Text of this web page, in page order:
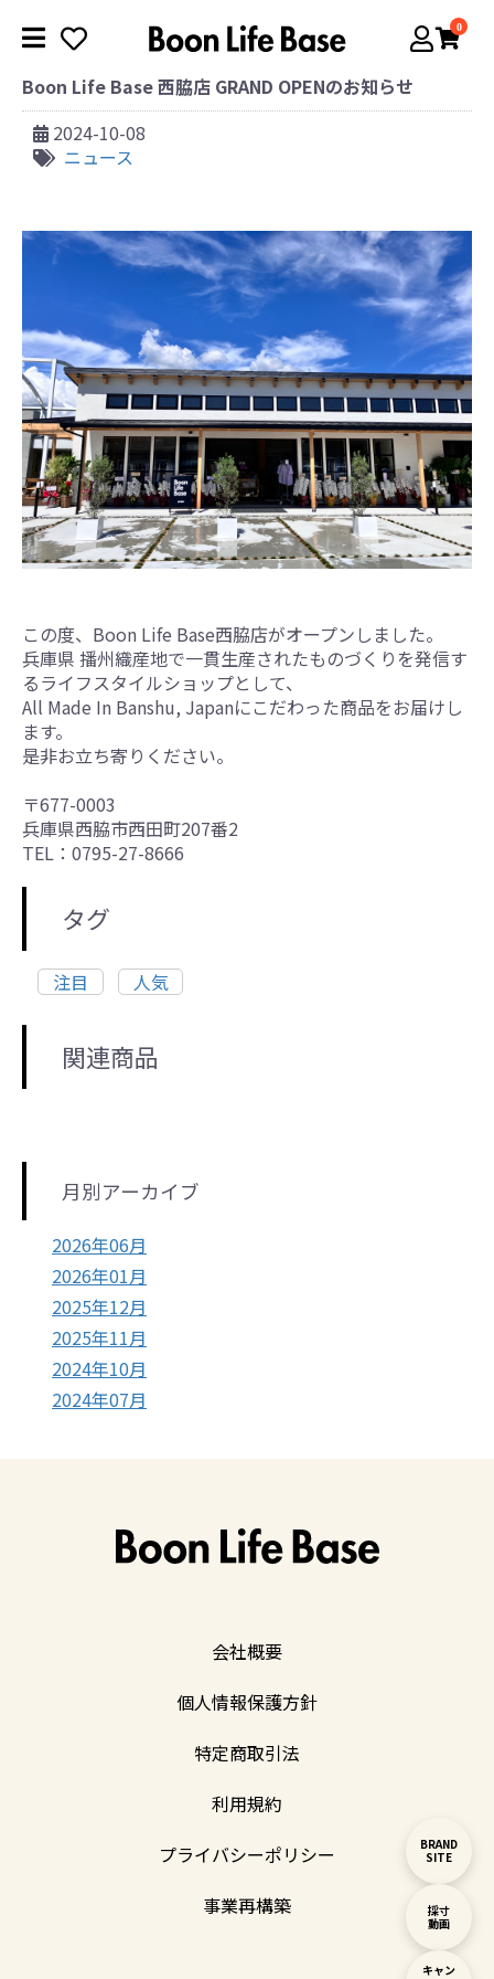
0
BRAND
SITE
採寸
動画
キャン
Boon Life Base 西脇店 GRAND OPENのお知らせ
2024-10-08
ニュース
この度、Boon Life Base西脇店がオープンしました。
兵庫県 播州織産地で一貫生産されたものづくりを発信す
るライフスタイルショップとして、
All Made In Banshu, Japanにこだわった商品をお届けし
ます。
是非お立ち寄りください。
〒677-0003
兵庫県西脇市西田町207番2
TEL：0795-27-8666
タグ
注目 人気
関連商品
月別アーカイブ
2026年06月
2026年01月
2025年12月
2025年11月
2024年10月
2024年07月
会社概要
個人情報保護方針
特定商取引法
利用規約
プライバシーポリシー
事業再構築